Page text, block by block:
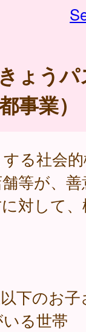
ょう
事業）
る社会
等が、
対して
下のお
る世帯